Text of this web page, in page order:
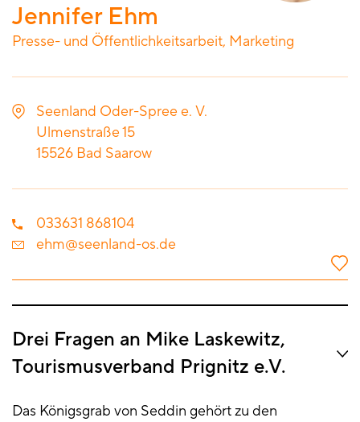
Jennifer Ehm
Presse- und Öffentlichkeitsarbeit, Marketing
Seenland Oder-Spree e. V.
Ulmenstraße 15
15526 Bad Saarow
033631 868104
ehm@seenland-os.de
Drei Fragen an Mike Laskewitz,
Tourismusverband Prignitz e.V.
Das Königsgrab von Seddin gehört zu den